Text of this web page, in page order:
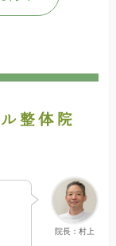
院長：村上